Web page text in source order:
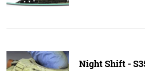
Night Shift -